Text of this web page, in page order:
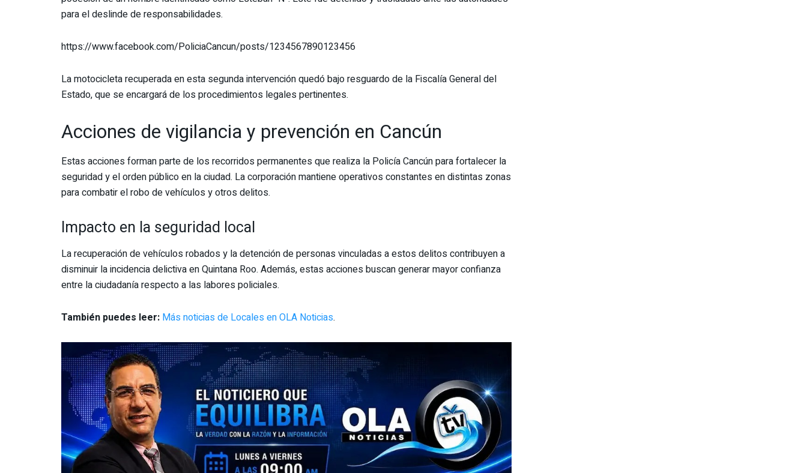
para el deslinde de responsabilidades.
https://www.facebook.com/PoliciaCancun/posts/1234567890123456
La motocicleta recuperada en esta segunda intervención quedó bajo resguardo de la Fiscalía General del
Estado, que se encargará de los procedimientos legales pertinentes.
Acciones de vigilancia y prevención en Cancún
Estas acciones forman parte de los recorridos permanentes que realiza la Policía Cancún para fortalecer la
seguridad y el orden público en la ciudad. La corporación mantiene operativos constantes en distintas zonas
para combatir el robo de vehículos y otros delitos.
Impacto en la seguridad local
La recuperación de vehículos robados y la detención de personas vinculadas a estos delitos contribuyen a
disminuir la incidencia delictiva en Quintana Roo. Además, estas acciones buscan generar mayor confianza
entre la ciudadanía respecto a las labores policiales.
También puedes leer: Más noticias de Locales en OLA Noticias.